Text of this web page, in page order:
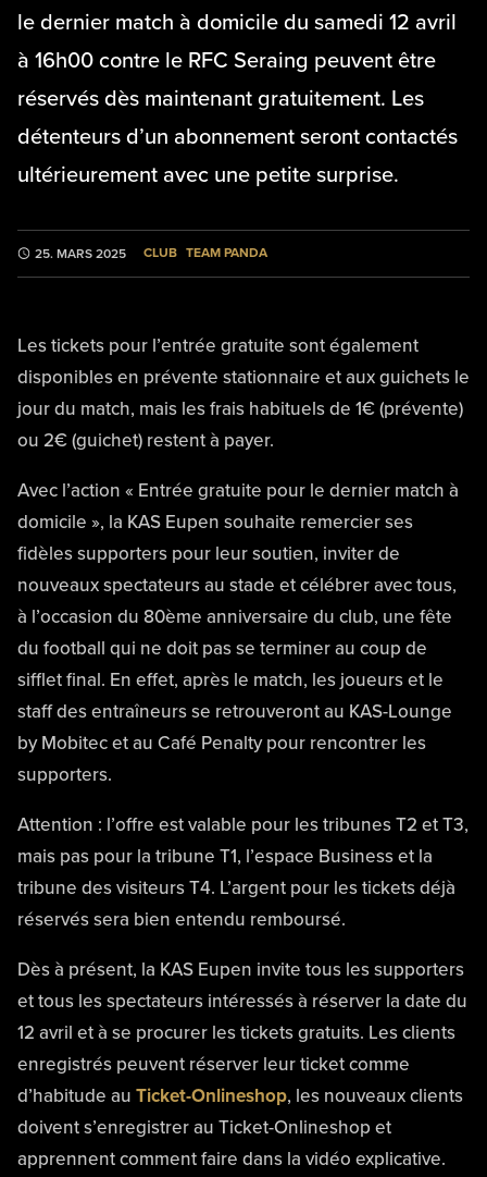
le dernier match à domicile du samedi 12 avril
à 16h00 contre le RFC Seraing peuvent être
réservés dès maintenant gratuitement. Les
détenteurs d’un abonnement seront contactés
ultérieurement avec une petite surprise.
25. MARS 2025 CLUB TEAM PANDA
Les tickets pour l’entrée gratuite sont également
disponibles en prévente stationnaire et aux guichets le
jour du match, mais les frais habituels de 1€ (prévente)
ou 2€ (guichet) restent à payer.
Avec l’action « Entrée gratuite pour le dernier match à
domicile », la KAS Eupen souhaite remercier ses
fidèles supporters pour leur soutien, inviter de
nouveaux spectateurs au stade et célébrer avec tous,
à l’occasion du 80ème anniversaire du club, une fête
du football qui ne doit pas se terminer au coup de
sifflet final. En effet, après le match, les joueurs et le
staff des entraîneurs se retrouveront au KAS-Lounge
by Mobitec et au Café Penalty pour rencontrer les
supporters.
Attention : l’offre est valable pour les tribunes T2 et T3,
mais pas pour la tribune T1, l’espace Business et la
tribune des visiteurs T4. L’argent pour les tickets déjà
réservés sera bien entendu remboursé.
Dès à présent, la KAS Eupen invite tous les supporters
et tous les spectateurs intéressés à réserver la date du
12 avril et à se procurer les tickets gratuits. Les clients
enregistrés peuvent réserver leur ticket comme
d’habitude au Ticket-Onlineshop, les nouveaux clients
doivent s’enregistrer au Ticket-Onlineshop et
apprennent comment faire dans la vidéo explicative.